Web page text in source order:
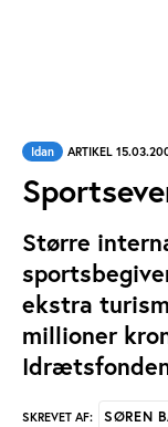
Idan ARTIKEL
Større
ekstra
millioner
SKREVET AF: SØREN